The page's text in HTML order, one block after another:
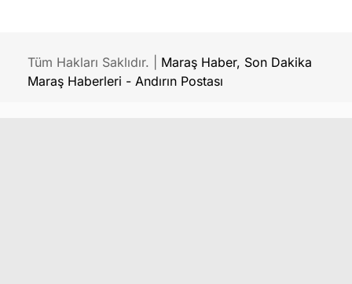
Tüm Hakları Saklıdır. | Maraş Haber, Son Dakika
Maraş Haberleri - Andırın Postası